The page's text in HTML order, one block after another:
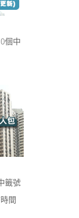
個中
籤號
間